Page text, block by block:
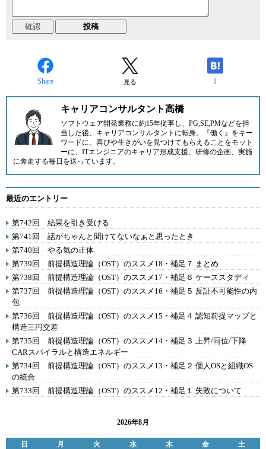
Share 見る 1
キャリアコンサルタント高橋
ソフトウェア開発業務に約15年従事し、PG,SE,PMなどを担
当した後、キャリアコンサルタントに転身。『働く』をキー
ワードに、喜びや生きがいを見つけてもらえることをモット
ーに、ITエンジニアのキャリア形成支援、研修の企画、実施
に奔走する毎日を送っています。
最近のエントリー
第742回 結果を引き受ける
第741回 話がちゃんと聞けてないなぁと思ったとき
第740回 やる気の正体
第739回 前提構造理論（OST）のススメ18・補足７ まとめ
第738回 前提構造理論（OST）のススメ17・補足６ ケーススタディ
第737回 前提構造理論（OST）のススメ16・補足５ 反証不可能性の内
包
第736回 前提構造理論（OST）のススメ15・補足４ 認知前提マップと
構造三円交差
第735回 前提構造理論（OST）のススメ14・補足３ 上昇/同位/下降
CARスパイラルと構造エネルギー
第734回 前提構造理論（OST）のススメ13・補足２ 個人OSと組織OS
の統合
第733回 前提構造理論（OST）のススメ12・補足１ 失敗について
2026年8月
日 月 火 水 木 金
土